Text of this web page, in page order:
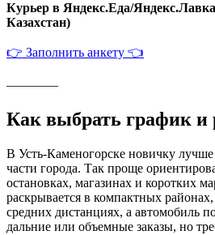
Курьер в Яндекс.Еда/
Казахстан)
👉 Заполнить анкету 👈
————
Как выбрать график и
В Усть-Каменогорске новичку лучше
части города. Так проще
остановках, магазинах и коротких
раскрывается в компактных
средних дистанциях, а автомобиль
дальние или объемные заказы, но